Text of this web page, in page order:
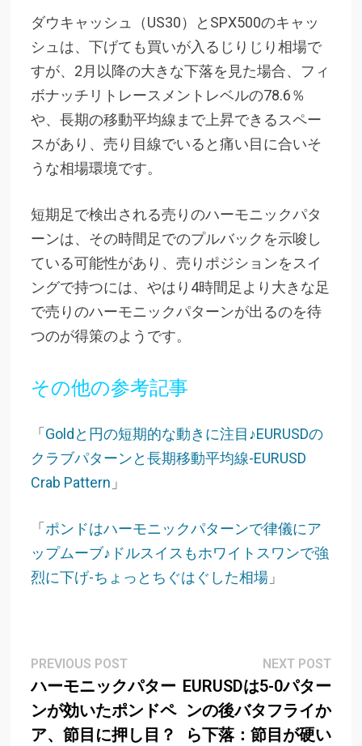
ダウキャッシュ（US30）とSPX500のキャッ
シュは、下げても買いが入るじりじり相場で
すが、2月以降の大きな下落を見た場合、フィ
ボナッチリトレースメントレベルの78.6％
や、長期の移動平均線まで上昇できるスペー
スがあり、売り目線でいると痛い目に合いそ
うな相場環境です。
短期足で検出される売りのハーモニックパタ
ーンは、その時間足でのプルバックを示唆し
ている可能性があり、売りポジションをスイ
ングで持つには、やはり4時間足より大きな足
で売りのハーモニックパターンが出るのを待
つのが得策のようです。
その他の参考記事
「 Goldと円の短期的な動きに注目♪EURUSDの
クラブパターンと長期移動平均線-EURUSD
Crab Pattern 」
「 ポンドはハーモニックパターンで律儀にア
ップムーブ♪ドルスイスもホワイトスワンで強
烈に下げ-ちょっとちぐはぐした相場」
Post
navigation
PREVIOUS POSTPrevious
post:
ハーモニックパター
ンが効いたポンドペ
ア、節目に押し目？
NEXT POSTNext
EURUSDは5-0パター
ンの後バタフライか
ら下落：節目が硬い